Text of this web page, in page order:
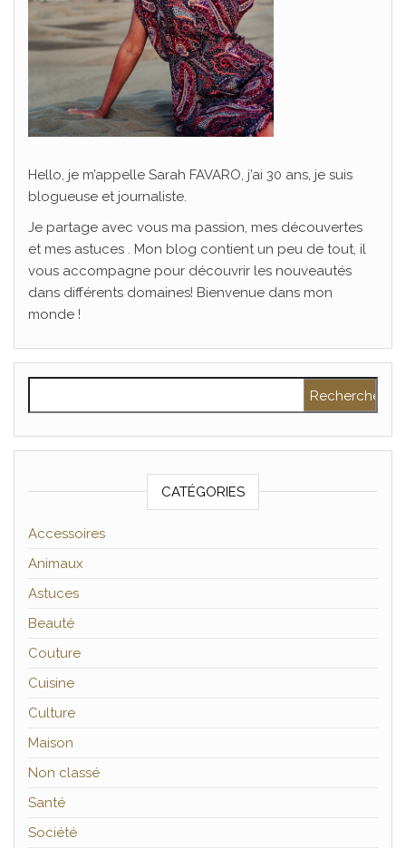
Hello, je m’appelle Sarah FAVARO, j’ai 30 ans, je suis
blogueuse et journaliste.
Je partage avec vous ma passion, mes découvertes
et mes astuces . Mon blog contient un peu de tout, il
vous accompagne pour découvrir les nouveautés
dans différents domaines! Bienvenue dans mon
monde !
CATÉGORIES
Accessoires
Animaux
Astuces
Beauté
Couture
Cuisine
Culture
Maison
Non classé
Santé
Société